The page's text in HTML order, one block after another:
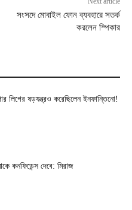
সংসদে মোবাইল ফোন ব্যবহারে সতর্ক
করলেন স্পিকার
লিগের ষড়যন্ত্রও করেছিলেন ইনফান্তিনো!
কনফিডেন্স দেবে: মিরাজ